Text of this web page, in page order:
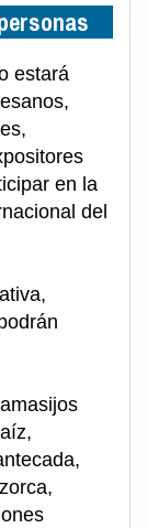
estará
en la
del